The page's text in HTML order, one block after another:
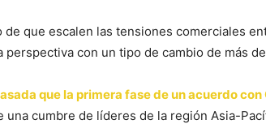
de que escalen las tensiones comerciales
perspectiva con un tipo de cambio de más
que la primera fase de un acuerdo
una cumbre de líderes de la región Asia-